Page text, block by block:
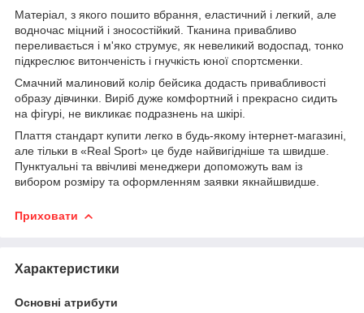
Матеріал, з якого пошито вбрання, еластичний і легкий, але
водночас міцний і зносостійкий. Тканина привабливо
переливається і м'яко струмує, як невеликий водоспад, тонко
підкреслює витонченість і гнучкість юної спортсменки.
Смачний малиновий колір бейсика додасть привабливості
образу дівчинки. Виріб дуже комфортний і прекрасно сидить
на фігурі, не викликає подразнень на шкірі.
Плаття стандарт купити легко в будь-якому інтернет-магазині,
але тільки в «Real Sport» це буде найвигідніше та швидше.
Пунктуальні та ввічливі менеджери допоможуть вам із
вибором розміру та оформленням заявки якнайшвидше.
Приховати
Характеристики
Основні атрибути